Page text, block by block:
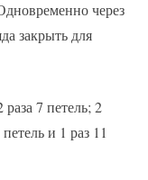
через
закрыть для
7 петель; 2
и 1 раз 11